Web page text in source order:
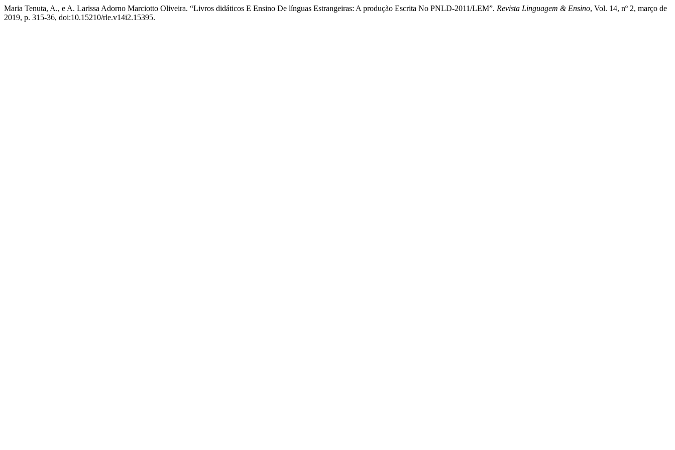
Maria Tenuta, A., e A. Larissa Adorno Marciotto Oliveira. “Livros didáticos E Ensino De línguas Estrangeiras: A produção Escrita No PNLD-2011/LEM”. Revista Linguagem & Ensino, Vol. 14, nº 2, março de
2019, p. 315-36, doi:10.15210/rle.v14i2.15395.